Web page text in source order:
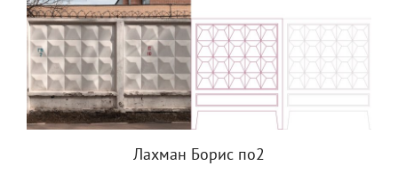
Лахман Борис по2